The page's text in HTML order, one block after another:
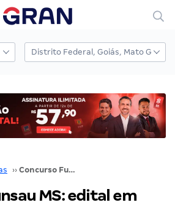
›› Concurso Funsau MS: edital em 2023! 279 vagas
MS: edital em